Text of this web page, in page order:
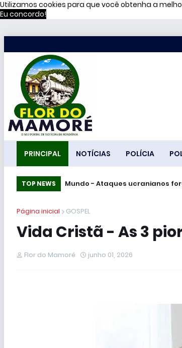
Utilizamos cookies para que você obtenha a
Eu concordo!
PRINCIPAL NOTÍCIAS POLÍCIA
TOP NEWS Mundo - Ataques
Página inicial GOSPEL
Vida Cristã - As 3
Flor do Mamoré junho 01, 2026